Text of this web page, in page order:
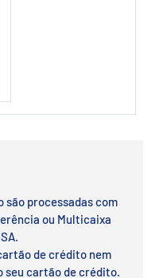
são processadas com
ou Multicaixa
de crédito nem
seu cartão de crédito.